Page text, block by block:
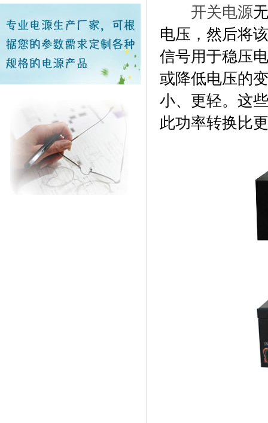
开关电源
电压，然后将
信号用于稳压
或降低电压的
小、更轻。这
此功率转换比